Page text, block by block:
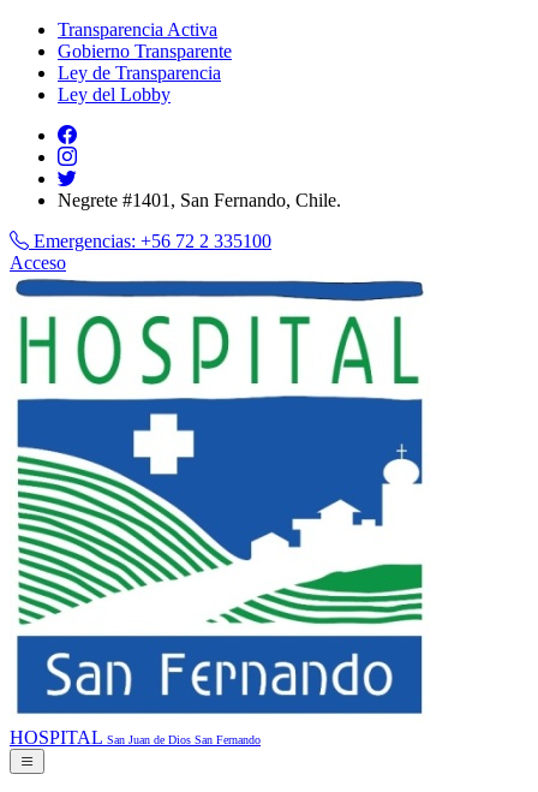
Transparencia Activa
Gobierno Transparente
Ley de Transparencia
Ley del Lobby
Negrete #1401, San Fernando, Chile.
Emergencias: +56 72 2 335100
Acceso
HOSPITAL San Juan de Dios San Fernando